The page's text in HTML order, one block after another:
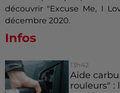
découvrir "Excuse Me, I
décembre 2020.
Infos
13h42
Aide
rouleurs" :